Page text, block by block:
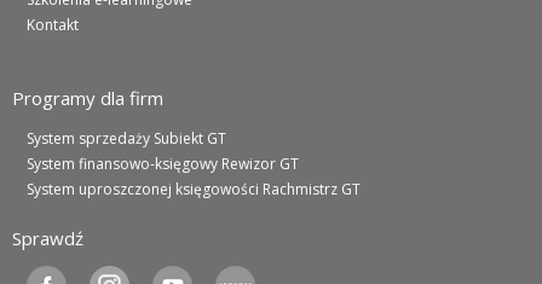
Kontakt
Programy dla firm
System sprzedaży Subiekt GT
System finansowo-księgowy Rewizor GT
System uproszczonej księgowości Rachmistrz GT
Sprawdź